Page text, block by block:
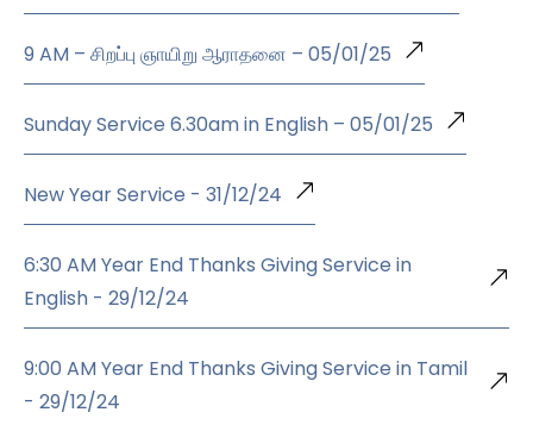
9 AM – சிறப்பு ஞாயிறு ஆராதனை – 05/01/25
Sunday Service 6.30am in English – 05/01/25
New Year Service - 31/12/24
6:30 AM Year End Thanks Giving Service in
English - 29/12/24
9:00 AM Year End Thanks Giving Service in Tamil
- 29/12/24